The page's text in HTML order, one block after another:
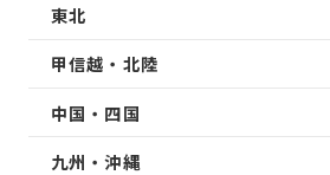
東北
甲信越・北陸
中国・四国
九州・沖縄